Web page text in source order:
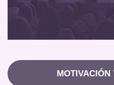
MOTIVACIÓN